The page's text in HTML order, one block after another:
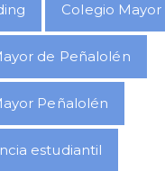
Colegio Mayor
de Peñalolén
Peñalolén
estudiantil